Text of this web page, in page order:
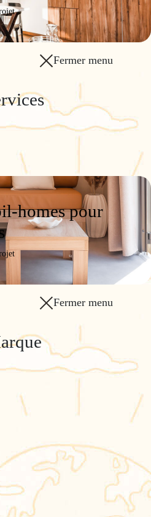
Fermer menu
homes pour
Fermer menu